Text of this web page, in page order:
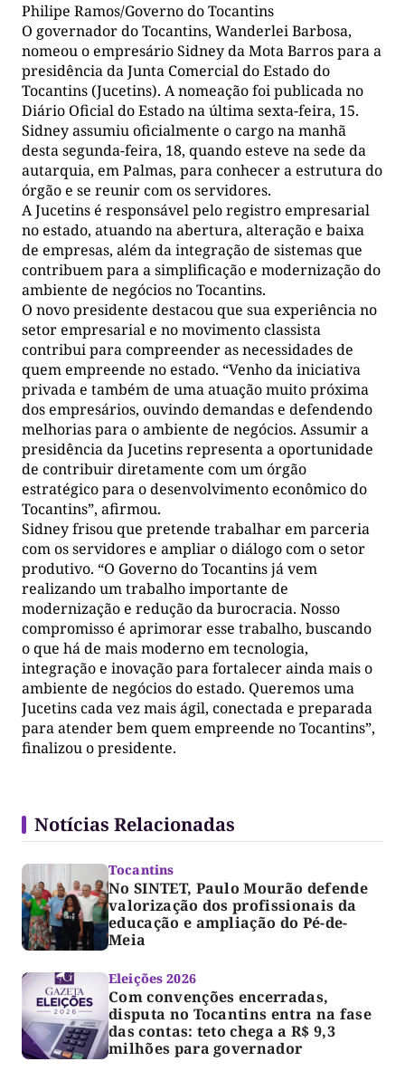
Philipe Ramos/Governo do Tocantins
O governador do Tocantins, Wanderlei Barbosa,
nomeou o empresário Sidney da Mota Barros para a
presidência da Junta Comercial do Estado do
Tocantins (Jucetins). A nomeação foi publicada no
Diário Oficial do Estado na última sexta-feira, 15.
Sidney assumiu oficialmente o cargo na manhã
desta segunda-feira, 18, quando esteve na sede da
autarquia, em Palmas, para conhecer a estrutura do
órgão e se reunir com os servidores.
A Jucetins é responsável pelo registro empresarial
no estado, atuando na abertura, alteração e baixa
de empresas, além da integração de sistemas que
contribuem para a simplificação e modernização do
ambiente de negócios no Tocantins.
O novo presidente destacou que sua experiência no
setor empresarial e no movimento classista
contribui para compreender as necessidades de
quem empreende no estado. “Venho da iniciativa
privada e também de uma atuação muito próxima
dos empresários, ouvindo demandas e defendendo
melhorias para o ambiente de negócios. Assumir a
presidência da Jucetins representa a oportunidade
de contribuir diretamente com um órgão
estratégico para o desenvolvimento econômico do
Tocantins”, afirmou.
Sidney frisou que pretende trabalhar em parceria
com os servidores e ampliar o diálogo com o setor
produtivo. “O Governo do Tocantins já vem
realizando um trabalho importante de
modernização e redução da burocracia. Nosso
compromisso é aprimorar esse trabalho, buscando
o que há de mais moderno em tecnologia,
integração e inovação para fortalecer ainda mais o
ambiente de negócios do estado. Queremos uma
Jucetins cada vez mais ágil, conectada e preparada
para atender bem quem empreende no Tocantins”,
finalizou o presidente.
Notícias Relacionadas
Tocantins
No SINTET, Paulo Mourão defende
valorização dos profissionais da
educação e ampliação do Pé-de-
Meia
Eleições 2026
Com convenções encerradas,
disputa no Tocantins entra na fase
das contas: teto chega a R$ 9,3
milhões para governador